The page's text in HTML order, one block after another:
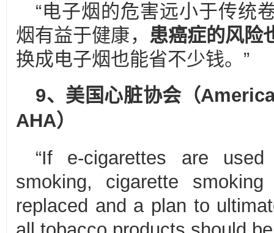
“电子烟的危害远小于传统
烟有益于健康， 患癌症的风险
换成电子烟也能省不少钱。”
9、 美国心脏协会（
AHA）
“If e-cigarettes are
smoking, cigarette
replaced and a plan to